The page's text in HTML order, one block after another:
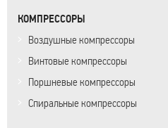
КОМПРЕССОРЫ
Воздушные компрессоры
Винтовые компрессоры
Поршневые компрессоры
Спиральные компрессоры